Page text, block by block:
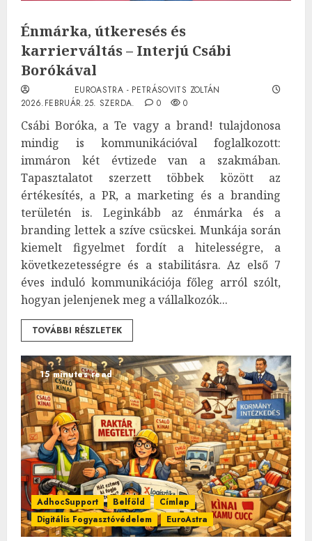
Énmárka, útkeresés és
karrierváltás – Interjú Csábi
Borókával
EUROASTRA - PETRÁSOVITS ZOLTÁN
2026.FEBRUÁR.25. SZERDA.
0 0
Csábi Boróka, a Te vagy a brand! tulajdonosa
mindig is kommunikációval foglalkozott:
immáron két évtizede van a szakmában.
Tapasztalatot szerzett többek között az
értékesítés, a PR, a marketing és a branding
területén is. Leginkább az énmárka és a
branding lettek a szíve csücskei. Munkája során
kiemelt figyelmet fordít a hitelességre, a
következetességre és a stabilitásra. Az első 7
éves induló kommunikációja főleg arról szólt,
hogyan jelenjenek meg a vállalkozók...
TOVÁBBI RÉSZLETEK
15 minutes read
AdhocSupport Belföld
Címlap
Digitális Fogyasztóvédelem
EuroAstra